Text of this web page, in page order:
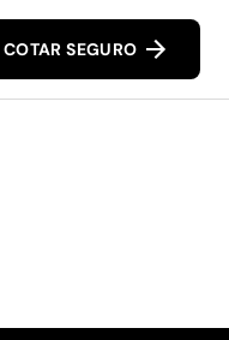
COTAR SEGURO